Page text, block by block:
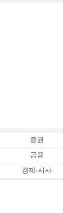
증권
금융
경제·시사